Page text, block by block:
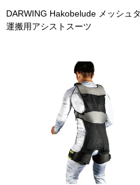
DARWING Hakobelude メッシュ
運搬用アシストスーツ